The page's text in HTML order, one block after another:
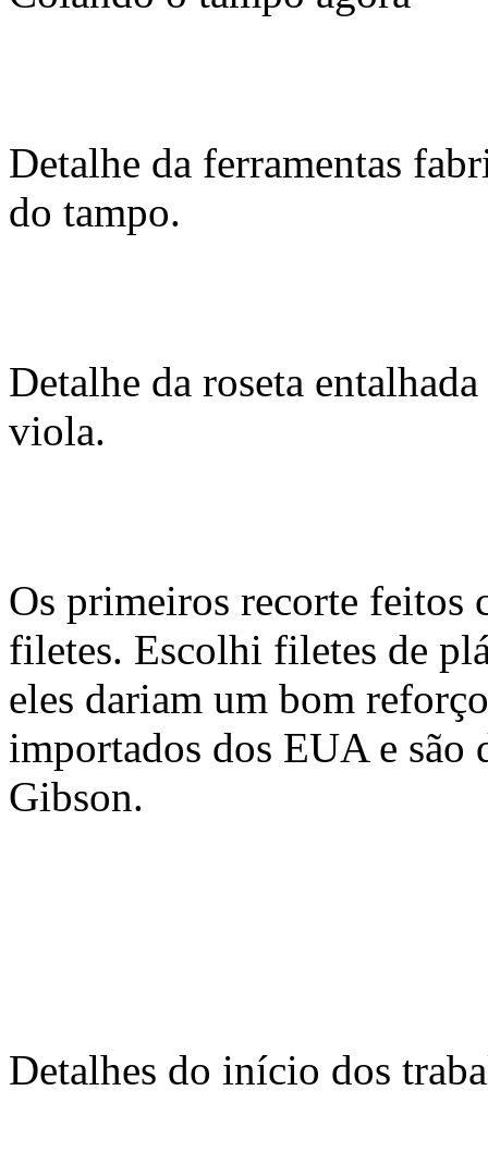
Detalhe da ferramentas
do tampo.
Detalhe da roseta
viola.
Os primeiros recorte feitos
filetes. Escolhi filetes de
eles dariam um bom
importados dos EUA e são
Gibson.
Detalhes do início dos